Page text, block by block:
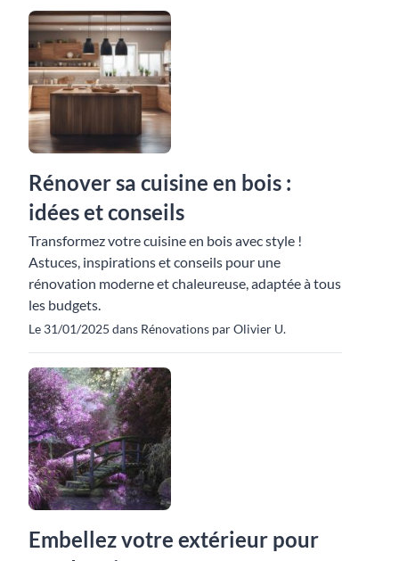
Rénover sa cuisine en bois :
idées et conseils
Transformez votre cuisine en bois avec style !
Astuces, inspirations et conseils pour une
rénovation moderne et chaleureuse, adaptée à tous
les budgets.
Le 31/01/2025 dans Rénovations par Olivier U.
Embellez votre extérieur pour